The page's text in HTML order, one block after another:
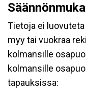
Tietoja ei
myy tai vuokraa
kolmansille
kolmansille
tapauksissa: